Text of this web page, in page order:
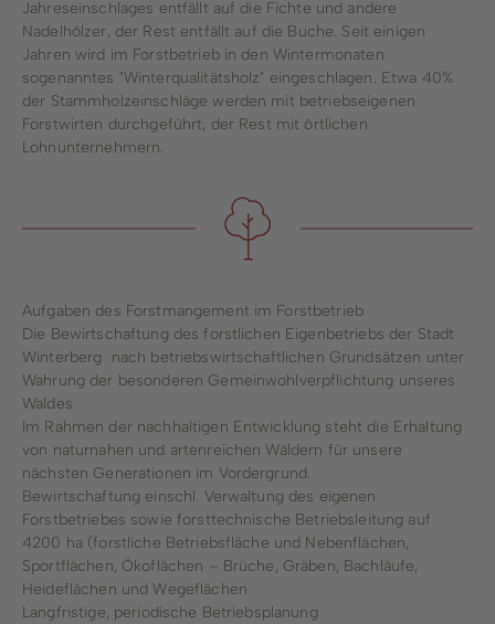
Jahreseinschlages entfällt auf die Fichte und andere
Nadelhölzer, der Rest entfällt auf die Buche. Seit einigen
Jahren wird im Forstbetrieb in den Wintermonaten
sogenanntes "Winterqualitätsholz" eingeschlagen. Etwa 40%
der Stammholzeinschläge werden mit betriebseigenen
Forstwirten durchgeführt, der Rest mit örtlichen
Lohnunternehmern.
Aufgaben des Forstmangement im Forstbetrieb
Die Bewirtschaftung des forstlichen Eigenbetriebs der Stadt
Winterberg nach betriebswirtschaftlichen Grundsätzen unter
Wahrung der besonderen Gemeinwohlverpflichtung unseres
Waldes.
Im Rahmen der nachhaltigen Entwicklung steht die Erhaltung
von naturnahen und artenreichen Wäldern für unsere
nächsten Generationen im Vordergrund.
Bewirtschaftung einschl. Verwaltung des eigenen
Forstbetriebes sowie forsttechnische Betriebsleitung auf
4200 ha (forstliche Betriebsfläche und Nebenflächen,
Sportflächen, Ökoflächen – Brüche, Gräben, Bachläufe,
Heideflächen und Wegeflächen
Langfristige, periodische Betriebsplanung